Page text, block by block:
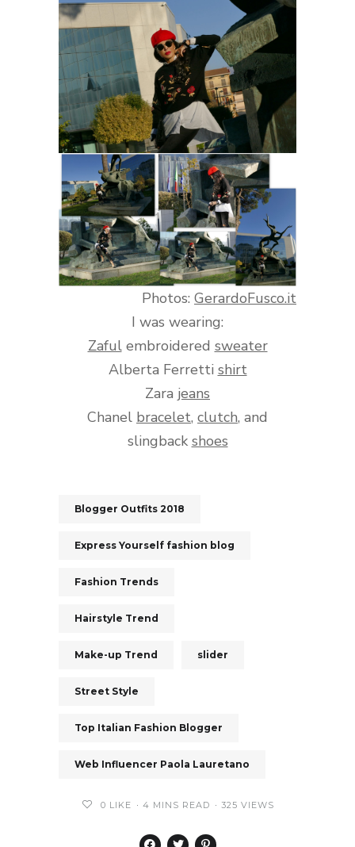
Photos: GerardoFusco.it
I was wearing:
Zafulembroidered sweater
Alberta Ferretti shirt
Zara jeans
Chanel bracelet, clutch, and
slingback shoes
Blogger Outfits 2018
Express Yourself fashion blog
Fashion Trends
Hairstyle Trend
Make-up Trend slider
Street Style
Top Italian Fashion Blogger
Web Influencer Paola Lauretano
0 LIKE 4 MINS READ 325 VIEWS